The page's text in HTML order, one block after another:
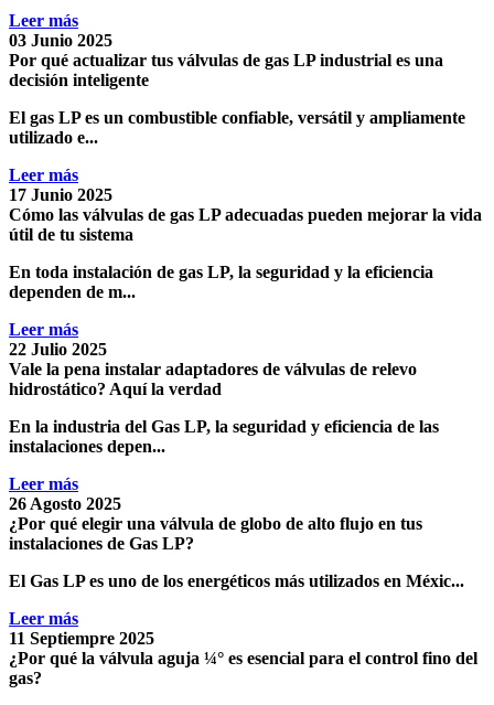
Leer más
03 Junio 2025
Por qué actualizar tus válvulas de gas LP industrial es una
decisión inteligente
El gas LPes un combustible confiable, versátil y ampliamente
utilizado e...
Leer más
17 Junio 2025
Cómo las válvulas de gas LP adecuadas pueden mejorar la vida
útil de tu sistema
En toda instalación de gas LP, la seguridad y la eficiencia
dependen de m...
Leer más
22 Julio 2025
Vale la pena instalar adaptadores de válvulas de relevo
hidrostático? Aquí la verdad
En la industria del Gas LP, la seguridad y eficiencia de las
instalaciones depen...
Leer más
26 Agosto 2025
¿Por qué elegir una válvula de globo de alto flujo en tus
instalaciones de Gas LP?
El Gas LPes uno de los energéticos más utilizados en Méxic...
Leer más
11 Septiempre 2025
¿Por qué la válvula aguja ¼° es esencial para el control fino del
gas?